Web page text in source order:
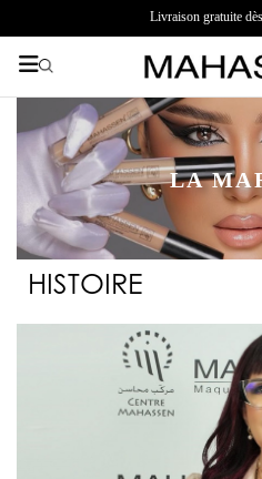
Livraison gratuite
LA
HISTOIRE